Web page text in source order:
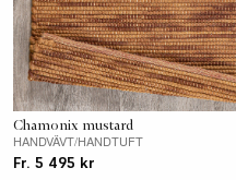
Chamonix mustard
HANDVÄVT/HANDTUFT
Fr. 5 495 kr